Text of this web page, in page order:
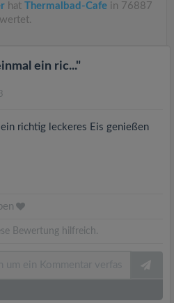
hat Thermalbad-Cafe in 76887
ein ric..."
richtig leckeres Eis genießen
Bewertung hilfreich.